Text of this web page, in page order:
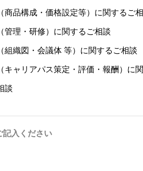
商品構成・価格設定等）に関するご
管理・研修）に関するご相談
組織図・会議体 等）に関するご相談
キャリアパス策定・評価・報酬）に
談